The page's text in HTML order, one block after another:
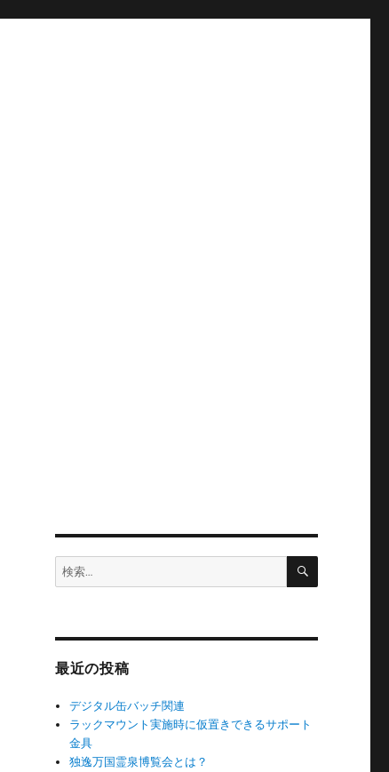
検
索:
検
最近の投稿
デジタル缶バッチ関連
ラックマウント実施時に仮置きできるサポート
金具
独逸万国霊泉博覧会とは？